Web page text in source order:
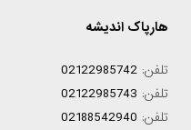
هارپاک اندیشه
تلفن: 02122985742
تلفن: 02122985743
تلفن: 02188542940